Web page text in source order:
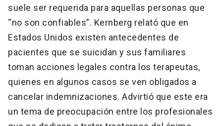
suele ser requerida para aquellas personas que
“no son confiables”. Kernberg relató que en
Estados Unidos existen antecedentes de
pacientes que se suicidan y sus familiares
toman acciones legales contra los terapeutas,
quienes en algunos casos se ven obligados a
cancelar indemnizaciones. Advirtió que este era
un tema de preocupación entre los profesionales